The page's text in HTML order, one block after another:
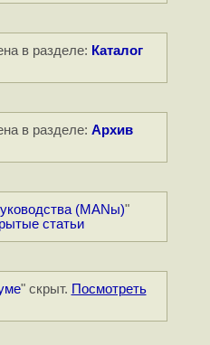
в разделе: Каталог
в разделе: Архив
(MANы)"
статьи
" скрыт. Посмотреть